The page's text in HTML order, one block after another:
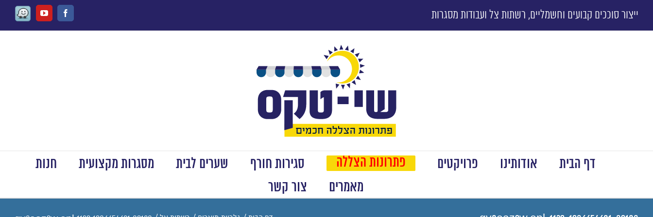
ייצור סוככים קבועים וחשמליים, רשתות צל ועבודות מסגרות Facebook
Youtube
Waze
דף הבית אודותינו פרויקטים פתרונות הצללה סגירות חורף שערים לבית מסגרות מקצועית
חנות
מאמרים
צור קשר